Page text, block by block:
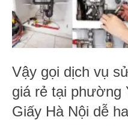
Vậy gọi dịch vụ
giá rẻ tại phường
Giấy Hà Nội dễ